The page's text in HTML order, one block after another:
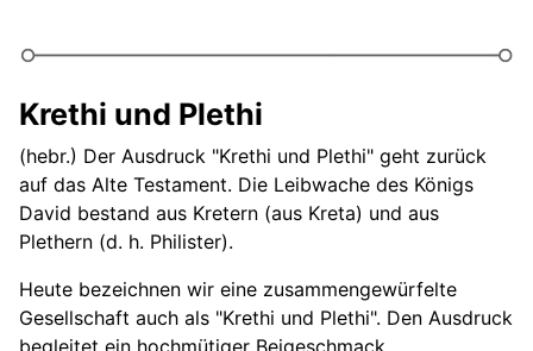
Krethi und Plethi
(hebr.) Der Ausdruck "Krethi und Plethi" geht zurück
auf das Alte Testament. Die Leibwache des Königs
David bestand aus Kretern (aus Kreta) und aus
Plethern (d. h. Philister).
Heute bezeichnen wir eine zusammengewürfelte
Gesellschaft auch als "Krethi und Plethi". Den Ausdruck